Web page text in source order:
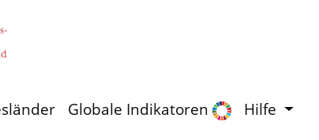
Globale Indikatoren Hilfe